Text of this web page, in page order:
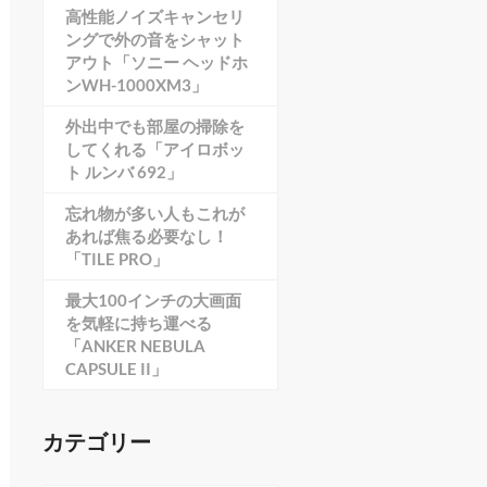
高性能ノイズキャンセリ
ングで外の音をシャット
アウト「ソニー ヘッドホ
ンWH-1000XM3」
外出中でも部屋の掃除を
してくれる「アイロボッ
ト ルンバ 692」
忘れ物が多い人もこれが
あれば焦る必要なし！
「TILE PRO」
最大100インチの大画面
を気軽に持ち運べる
「ANKER NEBULA
CAPSULE II」
カテゴリー